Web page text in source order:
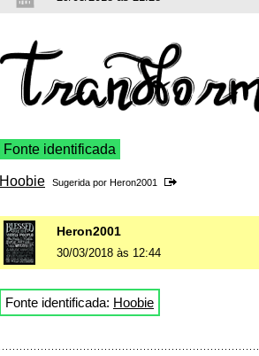
Fonte identificada
Hoobie Sugerida por Heron2001
Heron2001
30/03/2018 às 12:44
Fonte identificada: Hoobie